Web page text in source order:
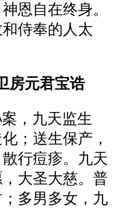
恩自在终身。
侍奉的人太
房元君宝诰
，九天监生
；送生保产，
行痘疹。九天
大圣大慈。普
多男多女，九